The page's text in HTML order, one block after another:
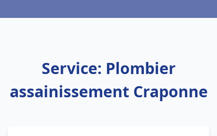
Service: Plombier
assainissement Craponne